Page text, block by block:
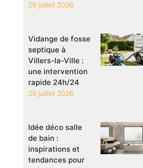
29 juillet 2026
Vidange de fosse
septique à
Villers-la-Ville :
une intervention
rapide 24h/24
29 juillet 2026
Idée déco salle
de bain :
inspirations et
tendances pour